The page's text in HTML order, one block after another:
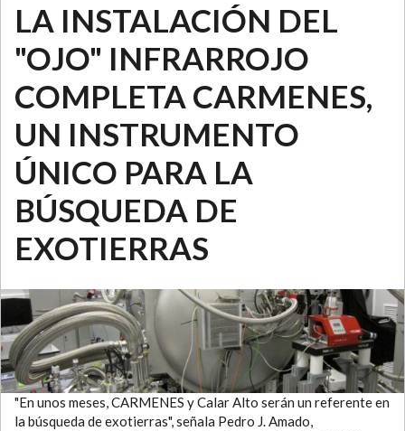
LA INSTALACIÓN DEL
"OJO" INFRARROJO
COMPLETA CARMENES,
UN INSTRUMENTO
ÚNICO PARA LA
BÚSQUEDA DE
EXOTIERRAS
"En unos meses, CARMENES y Calar Alto serán un referente en
la búsqueda de exotierras", señala Pedro J. Amado,